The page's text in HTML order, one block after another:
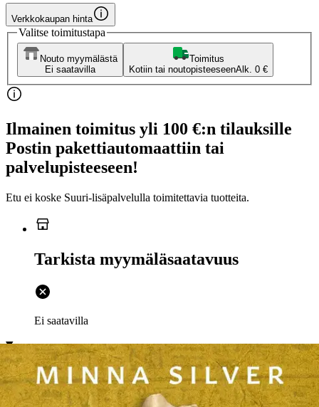
Verkkokaupan hinta
Valitse toimitustapa
Nouto myymälästä
Ei saatavilla
Toimitus
Kotiin tai noutopisteeseenAlk. 0 €
Ilmainen toimitus yli 100 €:n tilauksille
Postin pakettiautomaattiin tai
palvelupisteeseen!
Etu ei koske Suuri‑lisäpalvelulla toimitettavia tuotteita.
Tarkista myymäläsaatavuus
Ei saatavilla
Tuotekuvaus